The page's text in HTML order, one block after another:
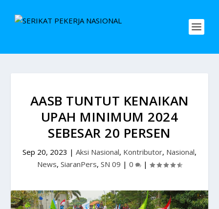
AASB TUNTUT KENAIKAN
UPAH MINIMUM 2024
SEBESAR 20 PERSEN
Sep 20, 2023 | Aksi Nasional, Kontributor, Nasional,
News, SiaranPers, SN 09 | 0 |